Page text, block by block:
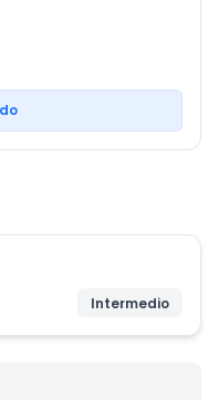
Intermedio